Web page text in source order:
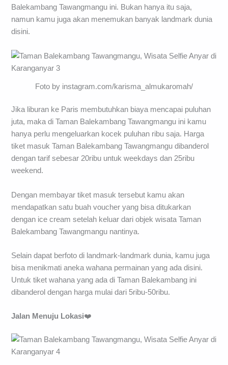
Balekambang Tawangmangu ini. Bukan hanya itu saja,
namun kamu juga akan menemukan banyak landmark dunia
disini.
Foto by instagram.com/karisma_almukaromah/
Jika liburan ke Paris membutuhkan biaya mencapai puluhan
juta, maka di Taman Balekambang Tawangmangu ini kamu
hanya perlu mengeluarkan kocek puluhan ribu saja. Harga
tiket masuk Taman Balekambang Tawangmangu dibanderol
dengan tarif sebesar 20ribu untuk weekdays dan 25ribu
weekend.
Dengan membayar tiket masuk tersebut kamu akan
mendapatkan satu buah voucher yang bisa ditukarkan
dengan ice cream setelah keluar dari objek wisata Taman
Balekambang Tawangmangu nantinya.
Selain dapat berfoto di landmark-landmark dunia, kamu juga
bisa menikmati aneka wahana permainan yang ada disini.
Untuk tiket wahana yang ada di Taman Balekambang ini
dibanderol dengan harga mulai dari 5ribu-50ribu.
Jalan Menuju Lokasi❤️